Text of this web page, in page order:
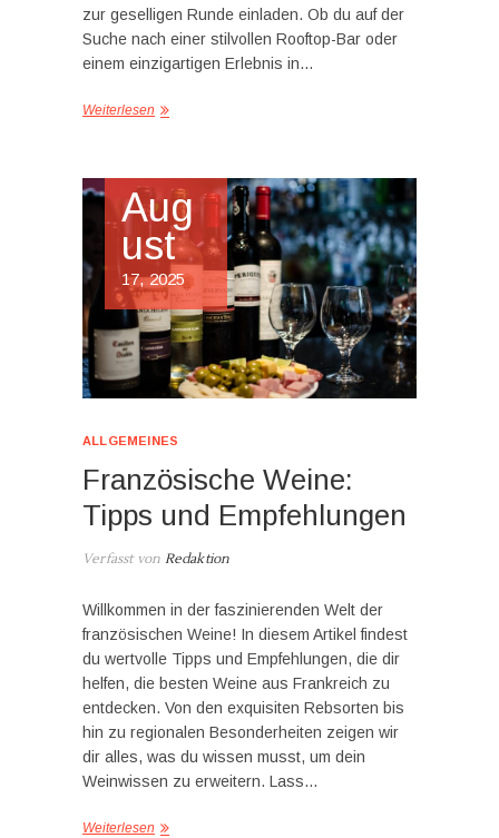
zur geselligen Runde einladen. Ob du auf der
Suche nach einer stilvollen Rooftop-Bar oder
einem einzigartigen Erlebnis in…
Weiterlesen
Aug
ust
17, 2025
ALLGEMEINES
Französische Weine:
Tipps und Empfehlungen
Verfasst von Redaktion
Willkommen in der faszinierenden Welt der
französischen Weine! In diesem Artikel findest
du wertvolle Tipps und Empfehlungen, die dir
helfen, die besten Weine aus Frankreich zu
entdecken. Von den exquisiten Rebsorten bis
hin zu regionalen Besonderheiten zeigen wir
dir alles, was du wissen musst, um dein
Weinwissen zu erweitern. Lass…
Weiterlesen